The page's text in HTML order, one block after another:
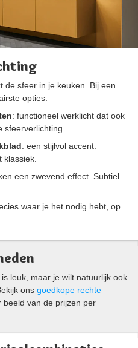
de sfeer in je keuken. Bij een
opties:
: functioneel werklicht dat ook
: een stijlvol accent.
een zwevend effect. Subtiel
waar je het nodig hebt, op
leuk, maar je wilt natuurlijk ook
ons goedkope rechte
van de prijzen per